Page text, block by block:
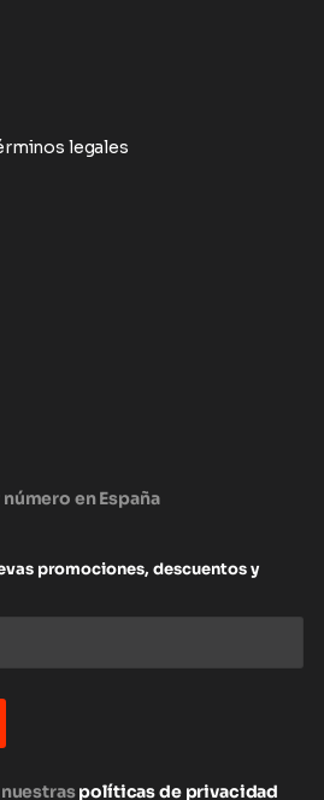
legales
en España
promociones, descuentos y
políticas de privacidad